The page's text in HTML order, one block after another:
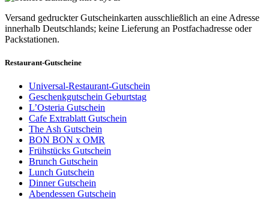
Versand gedruckter Gutscheinkarten ausschließlich an eine Adresse
innerhalb Deutschlands; keine Lieferung an Postfachadresse oder
Packstationen.
Restaurant-Gutscheine
Universal-Restaurant-Gutschein
Geschenkgutschein Geburtstag
L’Osteria Gutschein
Cafe Extrablatt Gutschein
The Ash Gutschein
BON BON x OMR
Frühstücks Gutschein
Brunch Gutschein
Lunch Gutschein
Dinner Gutschein
Abendessen Gutschein